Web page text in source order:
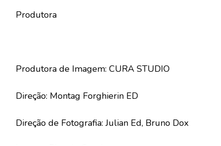
Produtora
Produtora de Imagem: CURA STUDIO
Direção: Montag Forghierin ED
Direção de Fotografia: Julian Ed, Bruno Dox